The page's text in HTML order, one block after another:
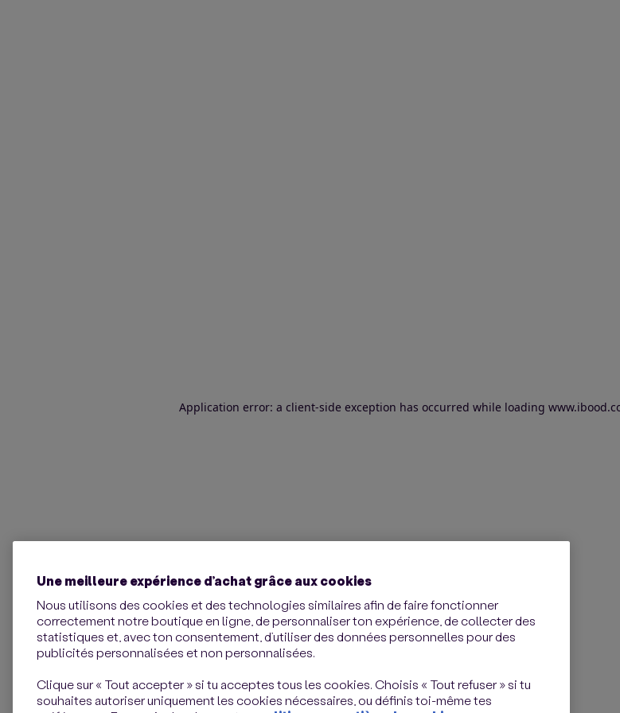
Application error: a client-side exception has occurred while loading
Une meilleure expérience d’achat grâce aux cookies
Nous utilisons des cookies et des technologies similaires afin de faire fonctionner
correctement notre boutique en ligne, de personnaliser ton expérience, de collecter des
statistiques et, avec ton consentement, d’utiliser des données personnelles pour des
publicités personnalisées et non personnalisées.
Clique sur « Tout accepter » si tu acceptes tous les cookies. Choisis « Tout refuser » si tu
souhaites autoriser uniquement les cookies nécessaires, ou définis toi-même tes